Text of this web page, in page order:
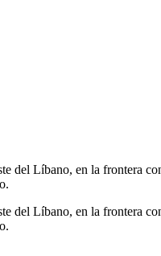
del Líbano, en la frontera
del Líbano, en la frontera